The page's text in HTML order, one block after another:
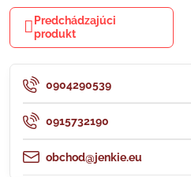
Predchádzajúci
produkt
0904290539
0915732190
obchod@jenkie.eu